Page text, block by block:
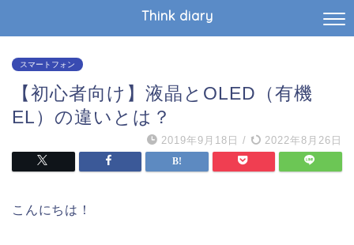
Think diary
スマートフォン
【初心者向け】液晶とOLED（有機
EL）の違いとは？
2019年9月18日 / 2022年8月26日
こんにちは！